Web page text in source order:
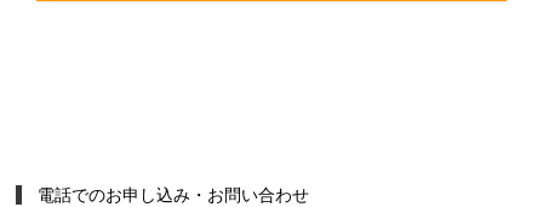
電話でのお申し込み・お問い合わせ